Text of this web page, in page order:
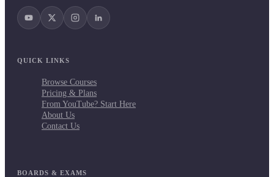
QUICK LINKS
Browse Courses
Pricing & Plans
From YouTube? Start Here
About Us
Contact Us
BOARDS & EXAMS